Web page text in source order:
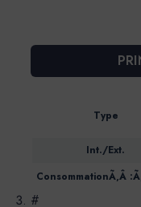
Type
Int./Ext.
ConsommationÃ‚Â
#